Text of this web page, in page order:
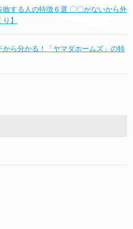
敗する人の特徴６選 〇〇がないから外
】
から分かる！「ヤマダホームズ」の特